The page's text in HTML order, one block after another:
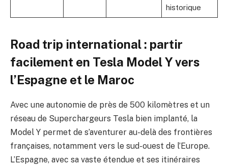
historique
Road trip international : partir
facilement en Tesla Model Y vers
l’Espagne et le Maroc
Avec une autonomie de près de 500 kilomètres et un
réseau de Superchargeurs Tesla bien implanté, la
Model Y permet de s’aventurer au-delà des frontières
françaises, notamment vers le sud-ouest de l’Europe.
L’Espagne, avec sa vaste étendue et ses itinéraires